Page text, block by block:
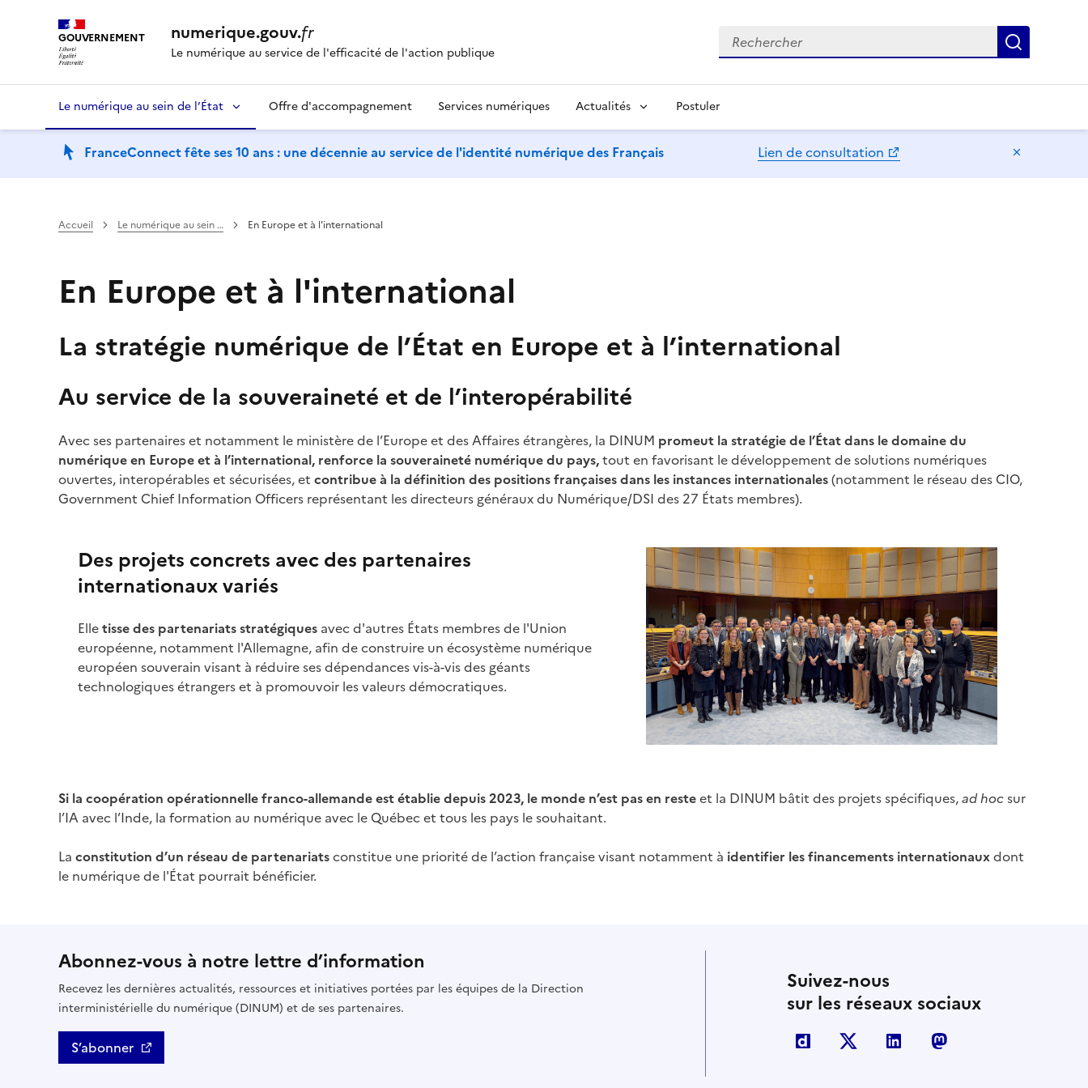
GOUVERNEMENT numerique.gouv.fr
Le numérique au service de l'efficacité de l'action publique
Rechercher
Le numérique au sein de l’État Offre d'accompagnement Services numériques Actualités Postuler
FranceConnect fête ses 10 ans : une décennie au service de l'identité numérique des Français Lien de consultation
Accueil Le numérique au sein … En Europe et à l'international
En Europe et à l'international
La stratégie numérique de l’État en Europe et à l’international
Au service de la souveraineté et de l’interopérabilité
Avec ses partenaires et notamment le ministère de l’Europe et des Affaires étrangères, la DINUM promeut la stratégie de l’État dans le domaine du
numérique en Europe et à l’international, renforce la souveraineté numérique du pays,tout en favorisant le développement de solutions numériques
ouvertes, interopérables et sécurisées, et contribue à la définition des positions françaises dans les instances internationales(notamment le réseau des CIO,
Government Chief Information Officers représentant les directeurs généraux du Numérique/DSI des 27 États membres).
Des projets concrets avec des partenaires
internationaux variés
Elletisse des partenariats stratégiques avec d'autres États membres de l'Union
européenne, notamment l'Allemagne, afin de construire un écosystème numérique
européen souverain visant à réduire ses dépendances vis-à-vis des géants
technologiques étrangers et à promouvoir les valeurs démocratiques.
Si la coopération opérationnelle franco-allemande est établie depuis 2023, le monde n’est pas en resteet la DINUM bâtit des projets spécifiques,ad hocsur
l’IA avec l’Inde, la formation au numérique avec le Québec et tous les pays le souhaitant.
La constitution d’un réseau de partenariatsconstitue une priorité de l’action française visant notamment à identifier les financements internationauxdont
le numérique de l'État pourrait bénéficier.
Abonnez-vous à notre lettre d’information
Recevez les dernières actualités, ressources et initiatives portées par les équipes de la Direction
interministérielle du numérique (DINUM) et de ses partenaires.
S’abonner
Suivez-nous
sur les réseaux sociaux
Dailymotion Linkedin